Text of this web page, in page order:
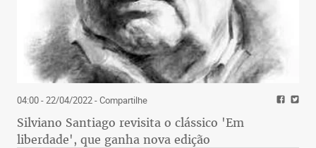
04:00 - 22/04/2022- Compartilhe
Silviano Santiago revisita o clássico 'Em
liberdade', que ganha nova edição